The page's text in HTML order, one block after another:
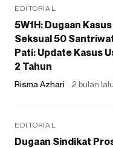
EDITORIAL
5W1H: Dugaan
Seksual 50
Pati: Update Kasus
2 Tahun
Risma Azhari 2 bulan lalu
EDITORIAL
Dugaan Sindikat